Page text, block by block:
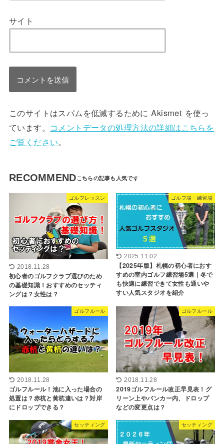
サイト
このサイトはスパムを低減するために Akismet を使っ
ています。 コメントデータの処理方法の詳細はこちらを
ご覧ください。
RECOMMEND
ゴルフレッスン
2018.11.28
初心者のゴルフクラブ選びのため
の基礎知識！おすすめのセッティ
ングは？女性は？
ゴルフ場・練習場
2025.11.02
【2025年版】札幌の初心者におす
すめの室内ゴルフ練習場5選｜冬で
も快適に練習できて女性も通いや
すい人気スタジオを紹介
ゴルフルール
2018.11.28
ゴルフルール！池に入った場合の
処置は？赤杭と黄杭違いは？対岸
にドロップできる？
ゴルフルール
2018.11.28
2019ゴルフルール改正早見表！グ
リーン上やバンカー内、ドロップ
などの変更点は？
セッティング セッティング